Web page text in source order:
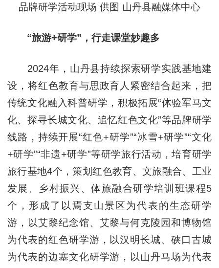
品牌研学活动现场 供图 山丹县融媒体中心
“旅游+研学”，行走课堂妙趣多
2024年，山丹县持续探索研学实践基地建
设，将红色教育与思政育人紧密结合起来，把
传统文化融入科普研学，积极拓展“体验军马文
化、探寻长城文化、追忆红色文化”等品牌研学
线路，持续开展“红色+研学”“冰雪+研学”“文化
+研学”“非遗+研学”等研学旅行活动，培育研学
旅行基地4个，策划红色教育、文旅融合、工业
发展、乡村振兴、体旅融合研学培训班课程5
个，形成了以焉支山景区为代表的生态研学
游，以艾黎纪念馆、艾黎与何克陵园和博物馆
为代表的红色研学游，以汉明长城、硖口古城
为代表的边塞文化研学游，以山丹马场为代表